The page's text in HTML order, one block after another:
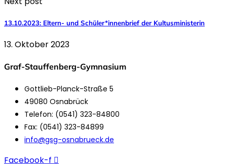
13.10.2023: Eltern- und Schüler*innenbrief der Kultusministerin
13. Oktober 2023
Graf-Stauffenberg-Gymnasium
Gottlieb-Planck-Straße 5
49080 Osnabrück
Telefon: (0541) 323-84800
Fax: (0541) 323-84899
info@gsg-osnabrueck.de
Facebook-f